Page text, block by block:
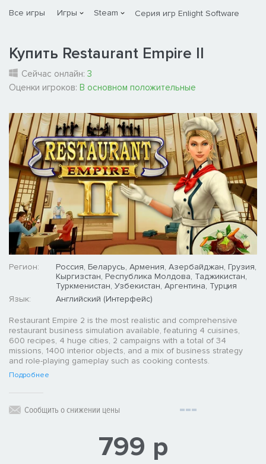
Все игры Игры Steam Серия игр Enlight Software
Купить Restaurant Empire II
Сейчас онлайн: 3
Оценки игроков: В основном положительные
Регион:
Россия, Беларусь, Армения, Азербайджан, Грузия,
Кыргизстан, Республика Молдова, Таджикистан,
Туркменистан, Узбекистан, Аргентина, Турция
Язык:
Английский (Интерфейс)
Restaurant Empire 2 is the most realistic and comprehensive
restaurant business simulation available, featuring 4 cuisines,
600 recipes, 4 huge cities, 2 campaigns with a total of 34
missions, 1400 interior objects, and a mix of business strategy
and role-playing gameplay such as cooking contests.
Подробнее
Сообщить о снижении цены
799 р